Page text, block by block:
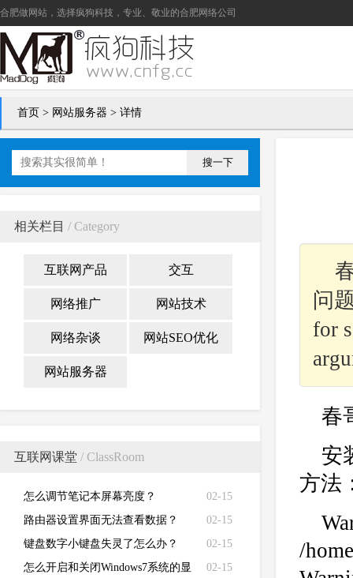
合肥做网站 ，选择疯狗科技，专业、敬业的合肥网络公司
首页 > 网站服务器 > 详情
搜一下
相关栏目 / Category
互联网产品 交互
网络推广 网站技术
网络杂谈 网站SEO优化
网站服务器
互联网课堂 / ClassRoom
02-15
怎么调节笔记本屏幕亮度？
02-15
路由器设置界面无法查看数据？
02-15
键盘数字小键盘失灵了怎么办？
02-15
怎么开启和关闭Windows7系统的显
问
for
春
安
方法
/